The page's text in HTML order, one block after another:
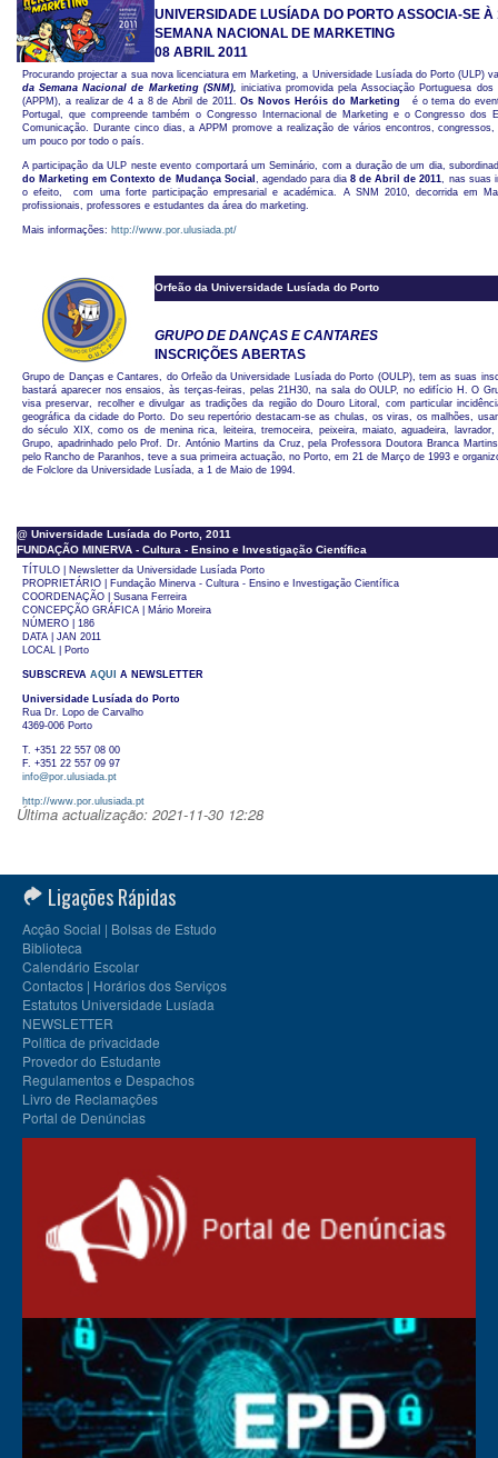
UNIVERSIDADE LUSÍADA DO PORTO ASSOCIA-SE À
SEMANA NACIONAL DE MARKETING
08 ABRIL 2011
Procurando projectar a sua nova licenciatura em Marketing, a Universidade Lusíada do Porto (ULP)
da Semana Nacional de Marketing (SNM), iniciativa promovida pela Associação Portuguesa
(APPM), a realizar de 4 a 8 de Abril de 2011.Os Novos Heróis do Marketing é o tema do
Portugal, que compreende também o Congresso Internacional de Marketing e o Congresso dos
Comunicação. Durante cinco dias, a APPM promove a realização de vários encontros,
um pouco por todo o país.
A participação da ULP neste evento comportará um Seminário, com a duração de um dia,
do Marketing em Contexto de Mudança Social , agendado para dia8 de Abril de 2011, nas suas
o efeito, com uma forte participação empresarial e académica. A SNM 2010, decorrida em
profissionais, professores e estudantes da área do marketing.
Mais informações: http://www.por.ulusiada.pt/
Orfeão da Universidade Lusíada do Porto
GRUPO DE DANÇAS E CANTARES
INSCRIÇÕES ABERTAS
Grupo de Danças e Cantares, do Orfeão da Universidade Lusíada do Porto (OULP), tem as suas
bastará aparecer nos ensaios, às terças-feiras, pelas 21H30, na sala do OULP, no edifício H. O
visa preservar, recolher e divulgar as tradições da região do Douro Litoral, com particular
geográfica da cidade do Porto. Do seu repertório destacam-se as chulas, os viras, os malhões,
do século XIX, como os de menina rica, leiteira, tremoceira, peixeira, maiato, aguadeira,
Grupo, apadrinhado pelo Prof. Dr. António Martins da Cruz, pela Professora Doutora Branca
pelo Rancho de Paranhos, teve a sua primeira actuação, no Porto, em 21 de Março de 1993 e
de Folclore da Universidade Lusíada, a 1 de Maio de 1994.
@ Universidade Lusíada do Porto, 2011
FUNDAÇÃO MINERVA - Cultura - Ensino e Investigação Científica
TÍTULO | Newsletter da Universidade Lusíada Porto
PROPRIETÁRIO | Fundação Minerva - Cultura - Ensino e Investigação Científica
COORDENAÇÃO | Susana Ferreira
CONCEPÇÃO GRÁFICA | Mário Moreira
NÚMERO | 186
DATA | JAN 2011
LOCAL | Porto
SUBSCREVA AQUI A NEWSLETTER
Universidade Lusíada do Porto
Rua Dr. Lopo de Carvalho
4369-006 Porto
T. +351 22 557 08 00
F. +351 22 557 09 97
info@por.ulusiada.pt
http://www.por.ulusiada.pt
Última actualização: 2021-11-30 12:28
Ligações Rápidas
Acção Social | Bolsas de Estudo
Biblioteca
Calendário Escolar
Contactos | Horários dos Serviços
Estatutos Universidade Lusíada
NEWSLETTER
Política de privacidade
Provedor do Estudante
Regulamentos e Despachos
Livro de Reclamações
Portal de Denúncias